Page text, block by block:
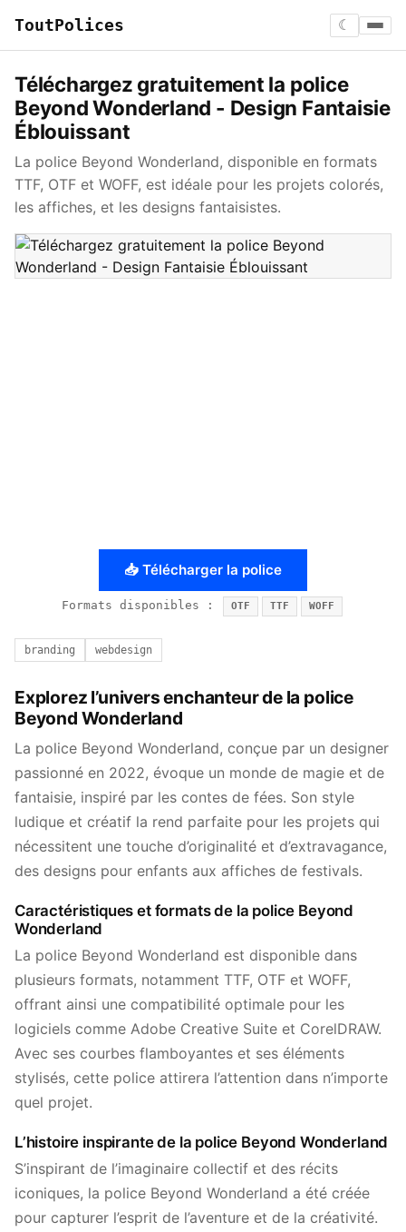
ToutPolices ☾
Téléchargez gratuitement la police
Beyond Wonderland - Design Fantaisie
Éblouissant
La police Beyond Wonderland, disponible en formats
TTF, OTF et WOFF, est idéale pour les projets colorés,
les affiches, et les designs fantaisistes.
📥 Télécharger la police
Formats disponibles : OTF TTF WOFF
branding webdesign
Explorez l’univers enchanteur de la police
Beyond Wonderland
La police Beyond Wonderland, conçue par un designer
passionné en 2022, évoque un monde de magie et de
fantaisie, inspiré par les contes de fées. Son style
ludique et créatif la rend parfaite pour les projets qui
nécessitent une touche d’originalité et d’extravagance,
des designs pour enfants aux affiches de festivals.
Caractéristiques et formats de la police Beyond
Wonderland
La police Beyond Wonderland est disponible dans
plusieurs formats, notamment TTF, OTF et WOFF,
offrant ainsi une compatibilité optimale pour les
logiciels comme Adobe Creative Suite et CorelDRAW.
Avec ses courbes flamboyantes et ses éléments
stylisés, cette police attirera l’attention dans n’importe
quel projet.
L’histoire inspirante de la police Beyond Wonderland
S’inspirant de l’imaginaire collectif et des récits
iconiques, la police Beyond Wonderland a été créée
pour capturer l’esprit de l’aventure et de la créativité.